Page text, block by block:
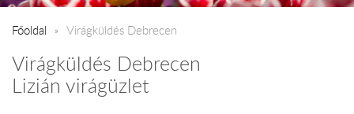
Főoldal Virágküldés Debrecen
Virágküldés Debrecen
Lizián virágüzlet